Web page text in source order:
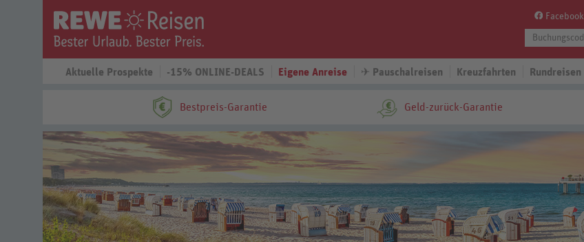
Facebook
Aktuelle Prospekte -15% ONLINE-DEALS Eigene Anreise ✈ Pauschalreisen Kreuzfahrten Rundreisen
Bestpreis-Garantie Geld-zurück-Garantie